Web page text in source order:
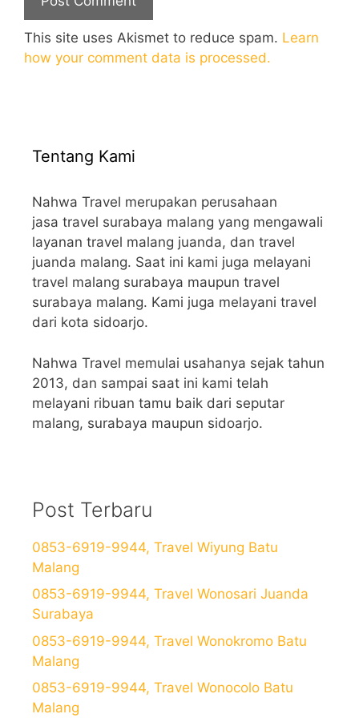
This site uses Akismet to reduce spam. Learn
how your comment data is processed.
Tentang Kami
Nahwa Travel merupakan perusahaan
jasa travel surabaya malang yang mengawali
layanan travel malang juanda, dan travel
juanda malang. Saat ini kami juga melayani
travel malang surabaya maupun travel
surabaya malang. Kami juga melayani travel
dari kota sidoarjo.
Nahwa Travel memulai usahanya sejak tahun
2013, dan sampai saat ini kami telah
melayani ribuan tamu baik dari seputar
malang, surabaya maupun sidoarjo.
Post Terbaru
0853-6919-9944, Travel Wiyung Batu
Malang
0853-6919-9944, Travel Wonosari Juanda
Surabaya
0853-6919-9944, Travel Wonokromo Batu
Malang
0853-6919-9944, Travel Wonocolo Batu
Malang